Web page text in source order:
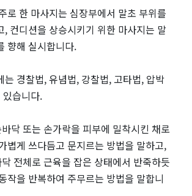
로 한 마사지는 심장부에서 말초 부위를
, 컨디션을 상승시키기 위한 마사지는 말
향해 실시합니다.
는 경찰법, 유념법, 강찰법, 고타법, 압박
있습니다.
닥 또는 손가락을 피부에 밀착시킨 채로
볍게 쓰다듬고 문지르는 방법을 말하고,
전체로 근육을 잡은 상태에서 반죽하듯
작을 반복하여 주무르는 방법을 말합니